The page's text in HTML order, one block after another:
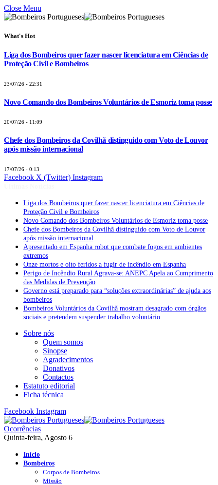
Close Menu
What's Hot
Liga dos Bombeiros quer fazer nascer licenciatura em Ciências de
Proteção Civil e Bombeiros
23/07/26 - 22:31
Novo Comando dos Bombeiros Voluntários de Esmoriz toma posse
20/07/26 - 11:09
Chefe dos Bombeiros da Covilhã distinguido com Voto de Louvor
após missão internacional
17/07/26 - 0:13
Facebook X (Twitter) Instagram
Liga dos Bombeiros quer fazer nascer licenciatura em Ciências de
Proteção Civil e Bombeiros
Novo Comando dos Bombeiros Voluntários de Esmoriz toma posse
Chefe dos Bombeiros da Covilhã distinguido com Voto de Louvor
após missão internacional
Apresentado em Espanha robot que combate fogos em ambientes
extremos
Onze mortos e oito feridos a fugir de incêndio em Espanha
Perigo de Incêndio Rural Agrava-se: ANEPC Apela ao Cumprimento
das Medidas de Prevenção
Governo está preparado para “soluções extraordinárias” de ajuda aos
bombeiros
Bombeiros Voluntários da Covilhã mostram desagrado com órgãos
sociais e pretendem suspender trabalho voluntário
Sobre nós
Quem somos
Sinopse
Agradecimentos
Donativos
Contactos
Estatuto editorial
Ficha técnica
Facebook Instagram
Ocorrências
Quinta-feira, Agosto 6
Início
Bombeiros
Corpos de Bombeiros
Missão